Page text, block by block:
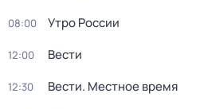
08:00 Утро России
12:00 Вести
12:30 Вести. Местное время